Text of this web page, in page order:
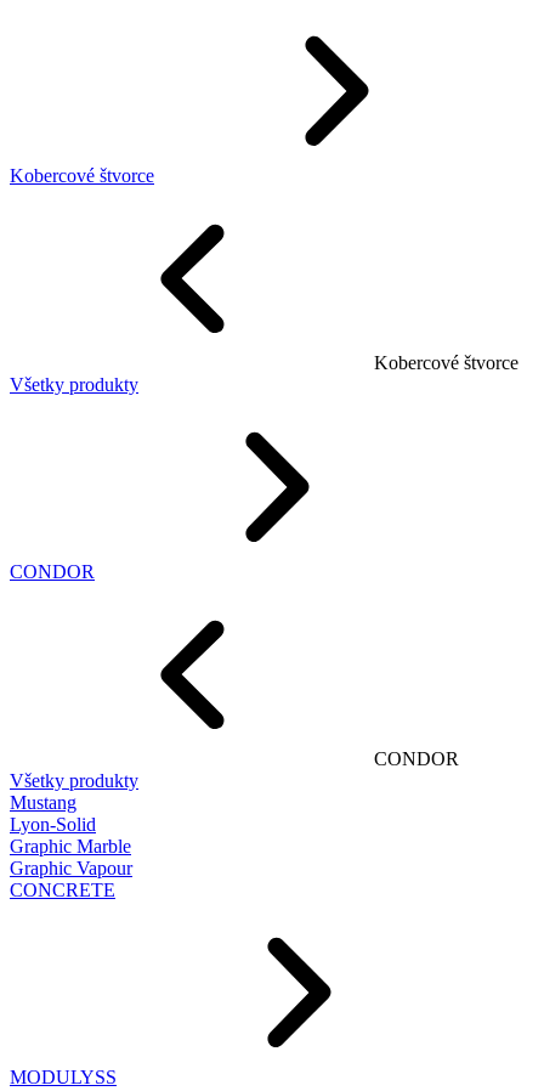
Kobercové štvorce
Kobercové štvorce
Všetky produkty
CONDOR
CONDOR
Všetky produkty
Mustang
Lyon-Solid
Graphic Marble
Graphic Vapour
CONCRETE
MODULYSS